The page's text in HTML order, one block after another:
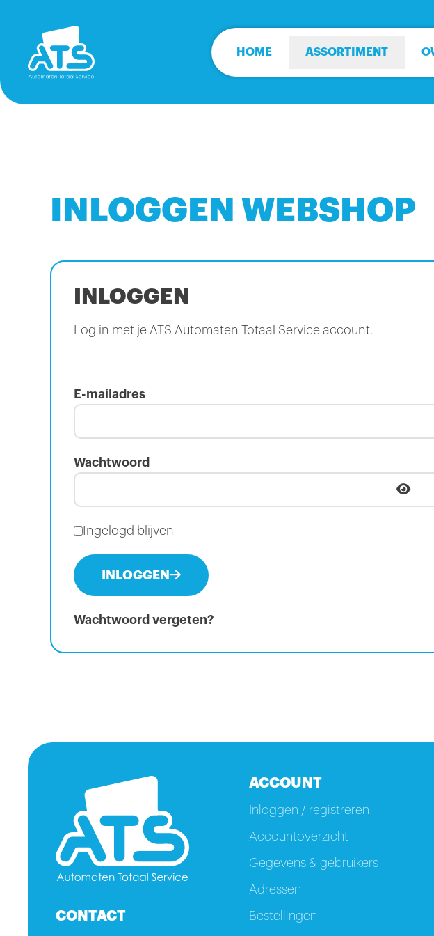
HOME ASSORTIMENT
INLOGGEN WEBSHOP
INLOGGEN
Log in met je ATS Automaten Totaal Service account.
E-mailadres
Wachtwoord
Ingelogd blijven
INLOGGEN
Wachtwoord vergeten?
CONTACT
ACCOUNT
Inloggen / registreren
Accountoverzicht
Gegevens & gebruikers
Adressen
Bestellingen